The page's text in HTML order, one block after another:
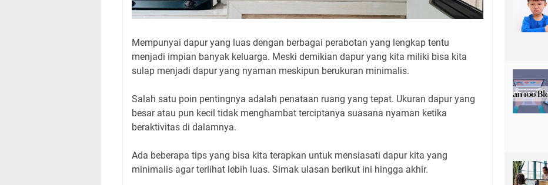
Mempunyai dapur yang luas dengan berbagai perabotan yang lengkap tentu
menjadi impian banyak keluarga. Meski demikian dapur yang kita miliki bisa kita
sulap menjadi dapur yang nyaman meskipun berukuran minimalis.
Salah satu poin pentingnya adalah penataan ruang yang tepat. Ukuran dapur yang
besar atau pun kecil tidak menghambat terciptanya suasana nyaman ketika
beraktivitas di dalamnya.
Ada beberapa tips yang bisa kita terapkan untuk mensiasati dapur kita yang
minimalis agar terlihat lebih luas. Simak ulasan berikut ini hingga akhir.